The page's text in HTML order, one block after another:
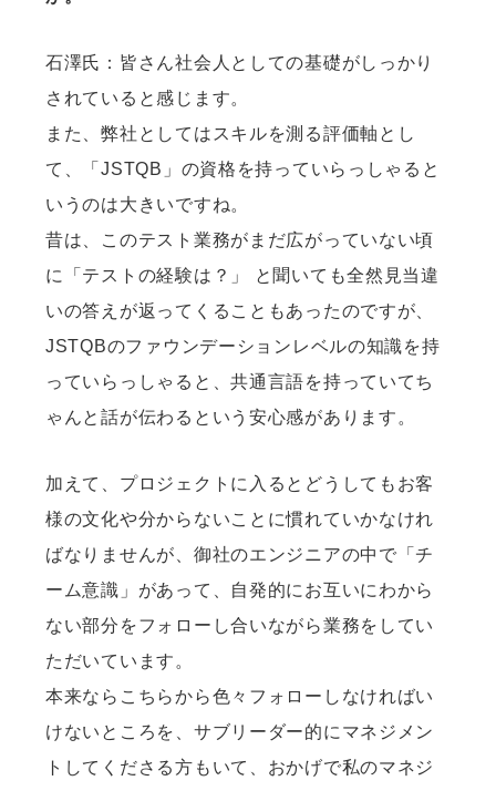
石澤氏：皆さん社会人としての基礎がしっかり
されていると感じます。
また、弊社としてはスキルを測る評価軸とし
て、「JSTQB」の資格を持っていらっしゃると
いうのは大きいですね。
昔は、このテスト業務がまだ広がっていない頃
に「テストの経験は？」 と聞いても全然見当違
いの答えが返ってくることもあったのですが、
JSTQBのファウンデーションレベルの知識を持
っていらっしゃると、共通言語を持っていてち
ゃんと話が伝わるという安心感があります。
加えて、プロジェクトに入るとどうしてもお客
様の文化や分からないことに慣れていかなけれ
ばなりませんが、御社のエンジニアの中で「チ
ーム意識」があって、自発的にお互いにわから
ない部分をフォローし合いながら業務をしてい
ただいています。
本来ならこちらから色々フォローしなければい
けないところを、サブリーダー的にマネジメン
トしてくださる方もいて、おかげで私のマネジ